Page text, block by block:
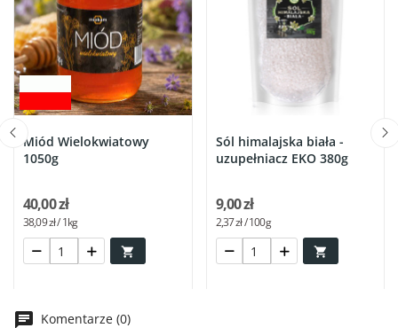
Miód Wielokwiatowy
1050g

40,00 zł
38,09 zł / 1kg
Sól himalajska biała -
uzupełniacz EKO 380g

9,00 zł
2,37 zł / 100g
Komentarze (0)